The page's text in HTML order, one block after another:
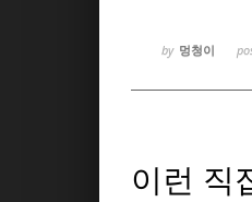
by 멍청이
이런 직
Sketchbook5,
Sketchbook5,